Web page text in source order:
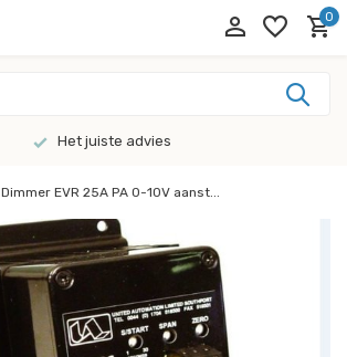
0
Het juiste advies
Dimmer EVR 25A PA 0-10V aanst...